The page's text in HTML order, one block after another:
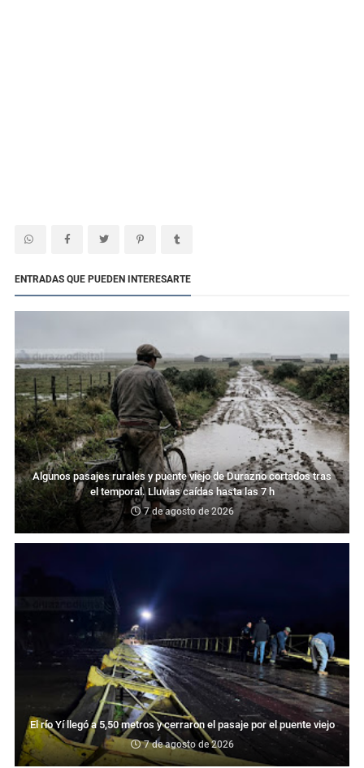
ENTRADAS QUE PUEDEN INTERESARTE
Algunos pasajes rurales y puente viejo de Durazno cortados tras
el temporal. Lluvias caídas hasta las 7 h
7 de agosto de 2026
El río Yí llegó a 5,50 metros y cerraron el pasaje por el puente viejo
7 de agosto de 2026